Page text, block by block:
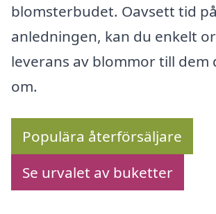
blomsterbudet. Oavsett tid
anledningen, kan du enkelt
leverans av blommor till dem
om.
Populära återförsäljare
Se urvalet av buketter